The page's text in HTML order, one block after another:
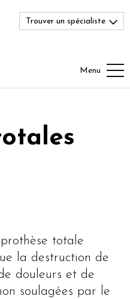
Trouver un spécialiste
Menu
totale
la destruction de
douleurs et de
soulagées par le